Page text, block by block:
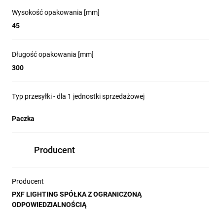
Wysokość opakowania [mm]
45
Długość opakowania [mm]
300
Typ przesyłki - dla 1 jednostki sprzedażowej
Paczka
Producent
Producent
PXF LIGHTING SPÓŁKA Z OGRANICZONĄ
ODPOWIEDZIALNOŚCIĄ